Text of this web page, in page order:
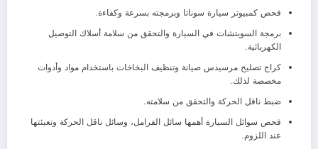
فحص كمبيوتر سيارة سوناتا وبرمجته بسرعة وكفاءة.
برمجة السويتشات في السيارة والتحقق من سلامة أسلاك التوصيل
الكهربائية.
كراج تصليح مرسيدس صيانة وتنظيف البخاخات باستخدام مواد وأدوات
مخصصة لذلك.
ضبط ناقل الحركة والتحقق من سلامته.
فحص سوائل السيارة أهمها سائل الفرامل، وسائل ناقل الحركة وتعبئتها
عند اللزوم.